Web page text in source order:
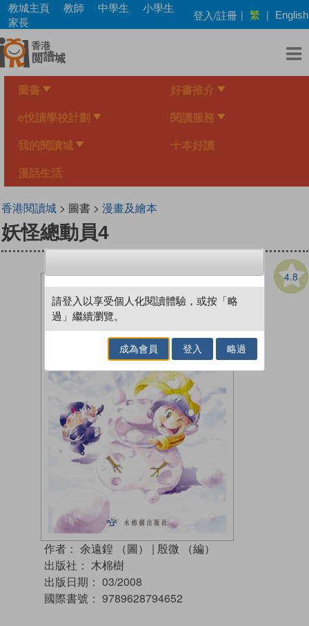
Skip
main
content
教城主頁 教師 中學生
小學生
家長
登入/註冊 | 繁 | English
圖書 好書推介
e悅讀學校計劃 閱讀服務
我的閱讀城 十本好讀
漫話生活
香港閱讀城> 圖書 > 漫畫及繪本
妖怪總動員4
4.8
作者： 余遠鍠 （圖） | 殷微 （編）
出版社： 木棉樹
出版日期： 03/2008
國際書號： 9789628794652
請登入以享受個人化閱讀體驗，或按「略
過」繼續瀏覽。
成為會員 登入 略過